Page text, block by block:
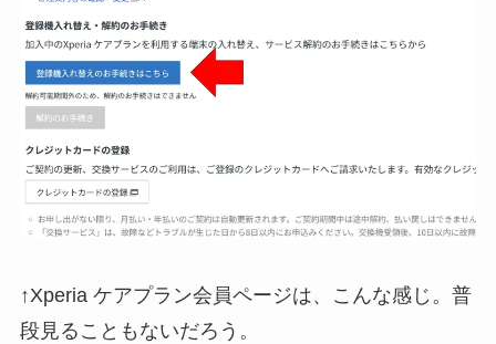
↑Xperia ケアプラン会員ページは、こんな感じ。普
段見ることもないだろう。